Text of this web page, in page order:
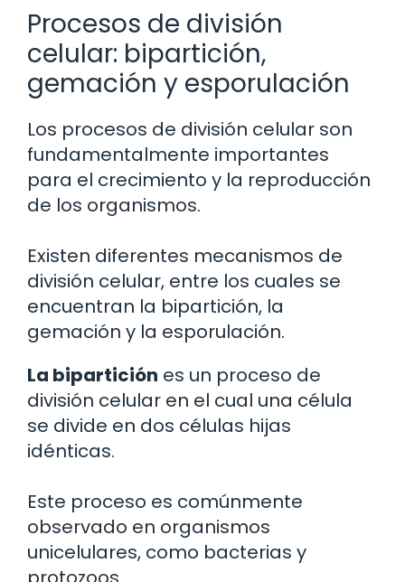
Procesos de división
celular: bipartición,
gemación y esporulación
Los procesos de división celular son
fundamentalmente importantes
para el crecimiento y la reproducción
de los organismos.
Existen diferentes mecanismos de
división celular, entre los cuales se
encuentran la bipartición, la
gemación y la esporulación.
La bipartición es un proceso de
división celular en el cual una célula
se divide en dos células hijas
idénticas.
Este proceso es comúnmente
observado en organismos
unicelulares, como bacterias y